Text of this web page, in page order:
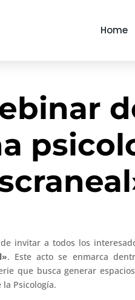
Home
invitar a todos los
». Este acto se enmarca
que busca generar
Psicología.